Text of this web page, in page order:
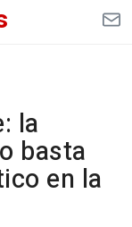
la
basta
en la